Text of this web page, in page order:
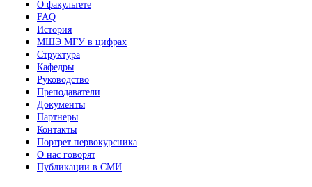
О факультете
FAQ
История
МШЭ МГУ в цифрах
Структура
Кафедры
Руководство
Преподаватели
Документы
Партнеры
Контакты
Портрет первокурсника
О нас говорят
Публикации в СМИ